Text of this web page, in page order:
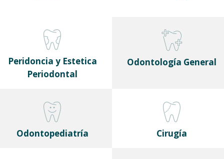
Peridoncia y Estetica
Periodontal
Odontología General
Odontopediatría Cirugía